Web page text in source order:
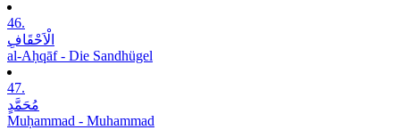
46.
الْاَحْقَافِ
al-Aḥqāf - Die Sandhügel
47.
مُحَمَّدٍ
Muḥammad - Muhammad